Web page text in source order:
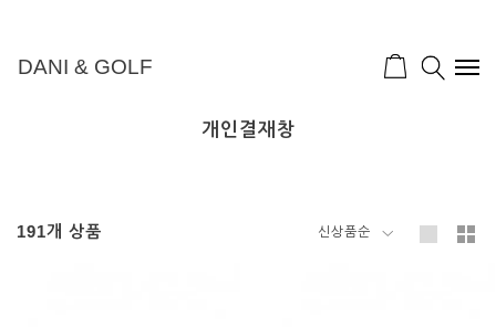
DANI & GOLF
개인결재창
191개 상품